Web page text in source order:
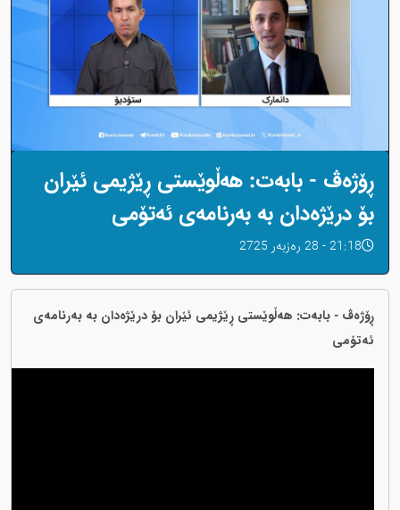
ڕۆژەڤ - بابەت: هەڵوێستی ڕێژیمی ئێران
بۆ درێژەدان بە بەرنامەی ئەتۆمی
21:18 - 28 رەزبەر 2725
ڕۆژەڤ - بابەت: هەڵوێستی ڕێژیمی ئێران بۆ درێژەدان بە بەرنامەی
ئەتۆمی